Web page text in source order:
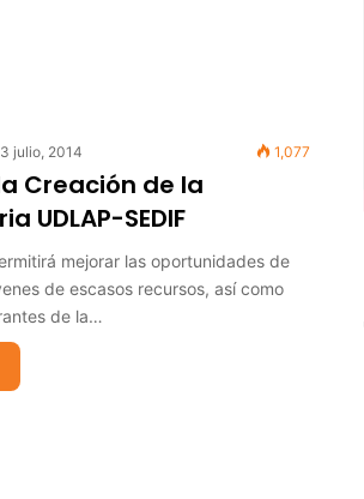
3 julio, 2014 1,077
Creación de la
UDLAP-SEDIF
mejorar las oportunidades de
de escasos recursos, así como
de la…